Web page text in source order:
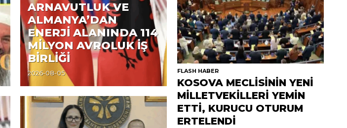
ARNAVUTLUK VE
ALMANYA’DAN
ENERJİ ALANINDA 114
MİLYON AVROLUK İŞ
BİRLİĞİ
2026-08-05 FLASH HABER
KOSOVA MECLİSİNİN YENİ
MİLLETVEKİLLERİ YEMİN
ETTİ, KURUCU OTURUM
ERTELENDİ